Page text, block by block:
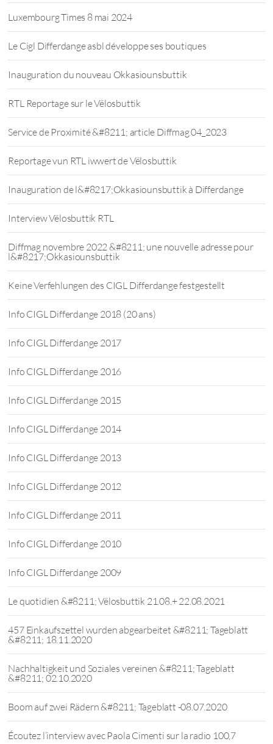
Luxembourg Times 8 mai 2024
Le Cigl Differdange asbl développe ses boutiques
Inauguration du nouveau Okkasiounsbuttik
RTL Reportage sur le Vëlosbuttik
Service de Proximité &#8211; article Diffmag 04_2023
Reportage vun RTL iwwert de Vëlosbuttik
Inauguration de l&#8217;Okkasiounsbuttik à Differdange
Interview Vëlosbuttik RTL
Diffmag novembre 2022 &#8211; une nouvelle adresse pour
l&#8217;Okkasiounsbuttik
Keine Verfehlungen des CIGL Differdange festgestellt
Info CIGL Differdange 2018 (20 ans)
Info CIGL Differdange 2017
Info CIGL Differdange 2016
Info CIGL Differdange 2015
Info CIGL Differdange 2014
Info CIGL Differdange 2013
Info CIGL Differdange 2012
Info CIGL Differdange 2011
Info CIGL Differdange 2010
Info CIGL Differdange 2009
Le quotidien &#8211; Vëlosbuttik 21.08.+ 22.08.2021
457 Einkaufszettel wurden abgearbeitet &#8211; Tageblatt
&#8211; 18.11.2020
Nachhaltigkeit und Soziales vereinen &#8211; Tageblatt
&#8211; 02.10.2020
Boom auf zwei Rädern &#8211; Tageblatt -08.07.2020
Écoutez l’interview avec Paola Cimenti sur la radio 100,7